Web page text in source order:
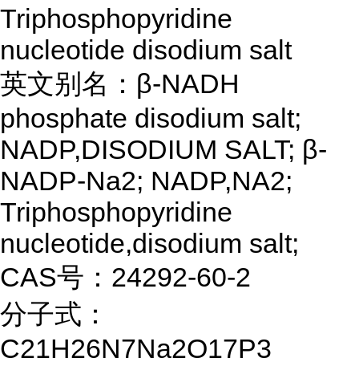
Triphosphopyridine
nucleotide disodium salt
英文别名：β-NADH
phosphate disodium salt;
NADP,DISODIUM SALT; β-
NADP-Na2; NADP,NA2;
Triphosphopyridine
nucleotide,disodium salt;
CAS号：24292-60-2
分子式：
C21H26N7Na2O17P3